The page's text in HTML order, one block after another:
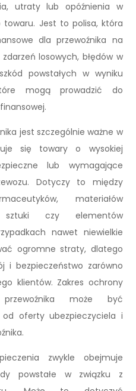
utraty lub opóźnienia w
towaru. Jest to polisa, która
dla przewoźnika na
losowych, błędów w
powstałych w wyniku
mogą prowadzić do
jest szczególnie ważne w
się towary o wysokiej
lub wymagające
Dotyczy to między
materiałów
sztuki czy elementów
nawet niewielkie
ogromne straty, dlatego
i bezpieczeństwo zarówno
klientów. Zakres ochrony
przewoźnika może być
od oferty ubezpieczyciela i
zwykle obejmuje
powstałe w związku z